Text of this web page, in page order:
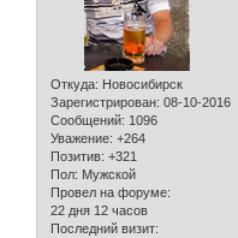
Откуда: Новосибирск
Зарегистрирован: 08-10-2016
Сообщений: 1096
Уважение: +264
Позитив: +321
Пол: Мужской
Провел на форуме:
22 дня 12 часов
Последний визит: